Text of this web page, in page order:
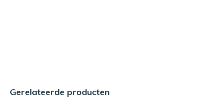
Gerelateerde producten